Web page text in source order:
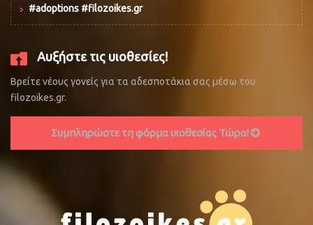
#adoptions #filozoikes.gr
Αυξήστε τις υιοθεσίες!
Βρείτε νέους γονείς για τα αδεσποτάκια σας μέσω του
filozoikes.gr.
Συμπληρώστε τη φόρμα υιοθεσίας Τώρα!